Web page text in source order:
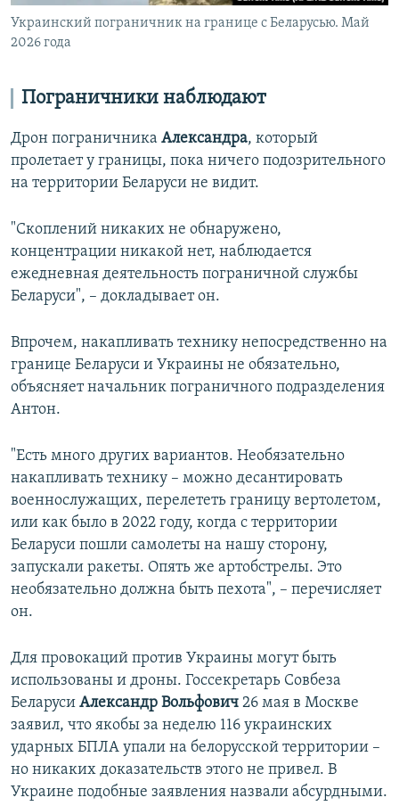
Украинский пограничник на границе с Беларусью. Май
2026 года
Пограничники наблюдают
Дрон пограничника Александра, который
пролетает у границы, пока ничего подозрительного
на территории Беларуси не видит.
"Скоплений никаких не обнаружено,
концентрации никакой нет, наблюдается
ежедневная деятельность пограничной службы
Беларуси", – докладывает он.
Впрочем, накапливать технику непосредственно на
границе Беларуси и Украины не обязательно,
объясняет начальник пограничного подразделения
Антон.
"Есть много других вариантов. Необязательно
накапливать технику – можно десантировать
военнослужащих, перелететь границу вертолетом,
или как было в 2022 году, когда с территории
Беларуси пошли самолеты на нашу сторону,
запускали ракеты. Опять же артобстрелы. Это
необязательно должна быть пехота", – перечисляет
он.
Для провокаций против Украины могут быть
использованы и дроны. Госсекретарь Совбеза
Беларуси Александр Вольфович 26 мая в Москве
заявил, что якобы за неделю 116 украинских
ударных БПЛА упали на белорусской территории –
но никаких доказательств этого не привел. В
Украине подобные заявления назвали абсурдными.